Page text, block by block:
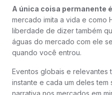
A única coisa permanente
mercado imita a vida e como
liberdade de dizer também
águas do mercado com ele
quando você entrou.
Eventos globais e relevantes
instante e cada um deles
narrativa nos mercados em